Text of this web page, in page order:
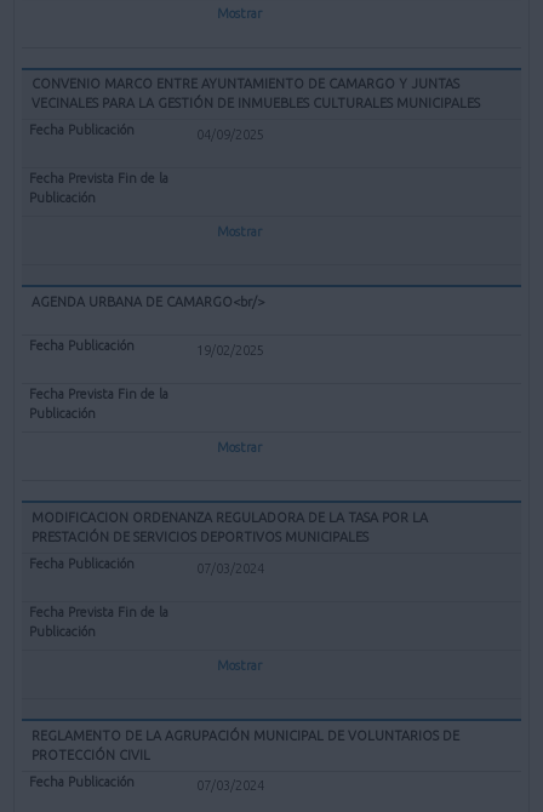
Mostrar
CONVENIO MARCO ENTRE AYUNTAMIENTO DE CAMARGO Y JUNTAS
VECINALES PARA LA GESTIÓN DE INMUEBLES CULTURALES MUNICIPALES
04/09/2025
Mostrar
AGENDA URBANA DE CAMARGO<br/>
19/02/2025
Mostrar
MODIFICACION ORDENANZA REGULADORA DE LA TASA POR LA
PRESTACIÓN DE SERVICIOS DEPORTIVOS MUNICIPALES
07/03/2024
Mostrar
REGLAMENTO DE LA AGRUPACIÓN MUNICIPAL DE VOLUNTARIOS DE
PROTECCIÓN CIVIL
07/03/2024